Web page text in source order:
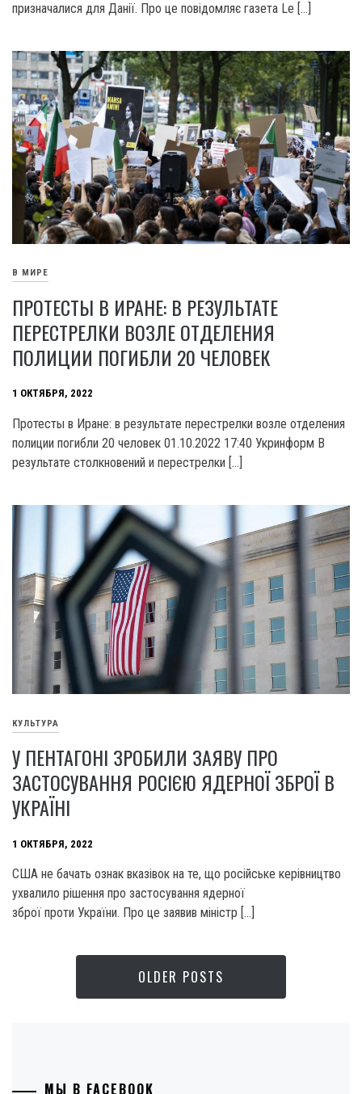
призначалися для Данії. Про це повідомляє газета Le […]
В МИРЕ
ПРОТЕСТЫ В ИРАНЕ: В РЕЗУЛЬТАТЕ
ПЕРЕСТРЕЛКИ ВОЗЛЕ ОТДЕЛЕНИЯ
ПОЛИЦИИ ПОГИБЛИ 20 ЧЕЛОВЕК
1 ОКТЯБРЯ, 2022
Протесты в Иране: в результате перестрелки возле отделения
полиции погибли 20 человек 01.10.2022 17:40 Укринформ В
результате столкновений и перестрелки […]
КУЛЬТУРА
У ПЕНТАГОНІ ЗРОБИЛИ ЗАЯВУ ПРО
ЗАСТОСУВАННЯ РОСІЄЮ ЯДЕРНОЇ ЗБРОЇ В
УКРАЇНІ
1 ОКТЯБРЯ, 2022
США не бачать ознак вказівок на те, що російське керівництво
ухвалило рішення про застосування ядерної
зброї проти України. Про це заявив міністр […]
OLDER POSTS
МЫ В FACEBOOK